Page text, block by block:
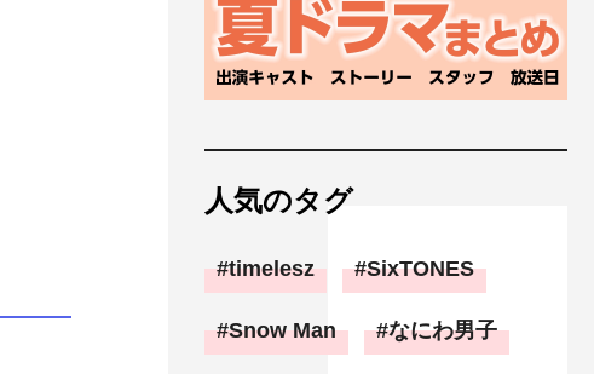
人気のタグ
timelesz SixTONES
Snow Man なにわ男子